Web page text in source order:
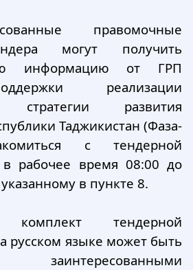
правомочные
могут получить
информацию от ГРП
реализации
стратегии развития
Таджикистан (Фаза-
с тендерной
в рабочее время 08:00 до
в пункте 8.
тендерной
русском языке может быть
заинтересованными